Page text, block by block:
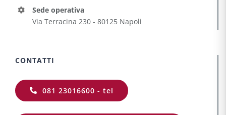
Sede operativa
Via Terracina 230 - 80125 Napoli
CONTATTI
081 23016600 - tel